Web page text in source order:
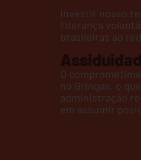
​Investir nosso
liderança
brasileiras ao
O
no Gringas, o
administração
em assumir